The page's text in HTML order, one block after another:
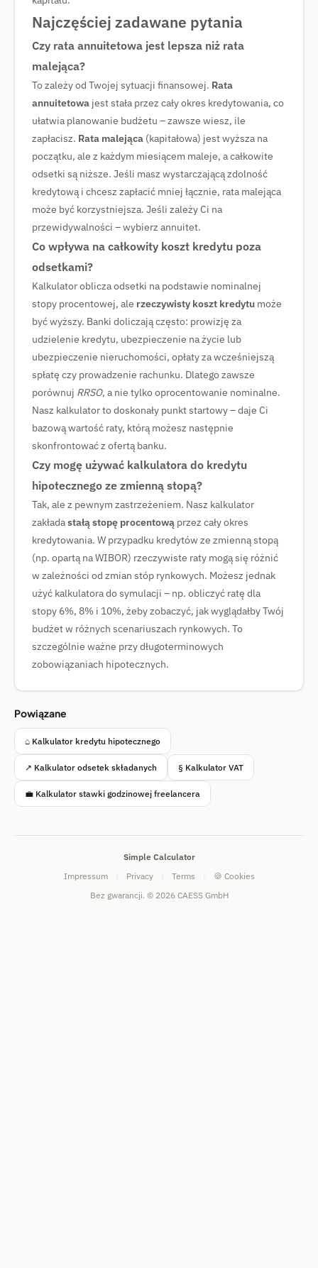
Najczęściej zadawane pytania
Czy rata annuitetowa jest lepsza niż rata
malejąca?
To zależy od Twojej sytuacji finansowej. Rata
annuitetowa jest stała przez cały okres kredytowania, co
ułatwia planowanie budżetu – zawsze wiesz, ile
zapłacisz. Rata malejąca (kapitałowa) jest wyższa na
początku, ale z każdym miesiącem maleje, a całkowite
odsetki są niższe. Jeśli masz wystarczającą zdolność
kredytową i chcesz zapłacić mniej łącznie, rata malejąca
może być korzystniejsza. Jeśli zależy Ci na
przewidywalności – wybierz annuitet.
Co wpływa na całkowity koszt kredytu poza
odsetkami?
Kalkulator oblicza odsetki na podstawie nominalnej
stopy procentowej, ale rzeczywisty koszt kredytu może
być wyższy. Banki doliczają często: prowizję za
udzielenie kredytu, ubezpieczenie na życie lub
ubezpieczenie nieruchomości, opłaty za wcześniejszą
spłatę czy prowadzenie rachunku. Dlatego zawsze
porównuj RRSO, a nie tylko oprocentowanie nominalne.
Nasz kalkulator to doskonały punkt startowy – daje Ci
bazową wartość raty, którą możesz następnie
skonfrontować z ofertą banku.
Czy mogę używać kalkulatora do kredytu
hipotecznego ze zmienną stopą?
Tak, ale z pewnym zastrzeżeniem. Nasz kalkulator
zakładastałą stopę procentową przez cały okres
kredytowania. W przypadku kredytów ze zmienną stopą
(np. opartą na WIBOR) rzeczywiste raty mogą się różnić
w zależności od zmian stóp rynkowych. Możesz jednak
użyć kalkulatora do symulacji – np. obliczyć ratę dla
stopy 6%, 8% i 10%, żeby zobaczyć, jak wyglądałby Twój
budżet w różnych scenariuszach rynkowych. To
szczególnie ważne przy długoterminowych
zobowiązaniach hipotecznych.
Powiązane
⌂ Kalkulator kredytu hipotecznego
↗ Kalkulator odsetek składanych § Kalkulator VAT
💼 Kalkulator stawki godzinowej freelancera
Simple Calculator
Impressum
Privacy Terms
🍪 Cookies
Bez gwarancji. © 2026 CAESS GmbH